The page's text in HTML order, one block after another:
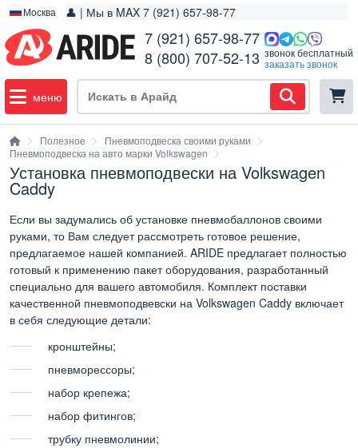
Москва 👤 | Мы в MAX 7 (921) 657-98-77
7 (921) 657-98-77
8 (800) 707-52-13 звонок бесплатный
заказать звонок
меню
Полезное
Пневмоподвеска своими руками
Пневмоподвеска на авто марки Volkswagen
Установка пневмоподвески на Volkswagen
Caddy
Если вы задумались об установке пневмобаллонов своими
руками, то Вам следует рассмотреть готовое решение,
предлагаемое нашей компанией. ARIDE предлагает полностью
готовый к применению пакет оборудования, разработанный
специально для вашего автомобиля. Комплект поставки
качественной пневмоподвевски на Volkswagen Caddy включает
в себя следующие детали:
кронштейны;
пневморессоры;
набор крепежа;
набор фитингов;
трубку пневмолинии;